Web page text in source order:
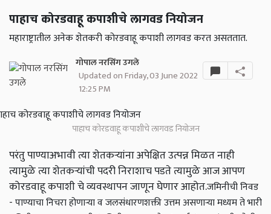
पाहाच कोरडवाहू कपाशीचे लागवड नियोजन
महाराष्ट्रातील अनेक शेतकरी कोरडवाहू कपाशी लागवड करत असततात.
गोपाल नरसिंग उगले
Updated on Friday, 03 June 2022
12:25 PM
पाहाच कोरडवाहू कपाशीचे लागवड नियोजन
परंतु पाण्याअभावी त्या शेतकऱ्यांना अपेक्षित उत्पन्न मिळत नाही
त्यामुळे त्या शेतकऱ्यांची पदरी निराशाच पडते त्यामुळे आज आपण
कोरडवाहू कपाशी चे व्यवस्थापन जाणून घेणार आहोत.जमिनीची निवड
- पाण्याचा निचरा होणाऱ्या व जलसंधारणशक्ती उत्तम असणाऱ्या मध्यम ते भारी